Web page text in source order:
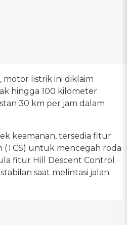
motor listrik ini diklaim
hingga 100 kilometer
30 km per jam dalam
keamanan, tersedia fitur
(TCS) untuk mencegah roda
fitur Hill Descent Control
saat melintasi jalan